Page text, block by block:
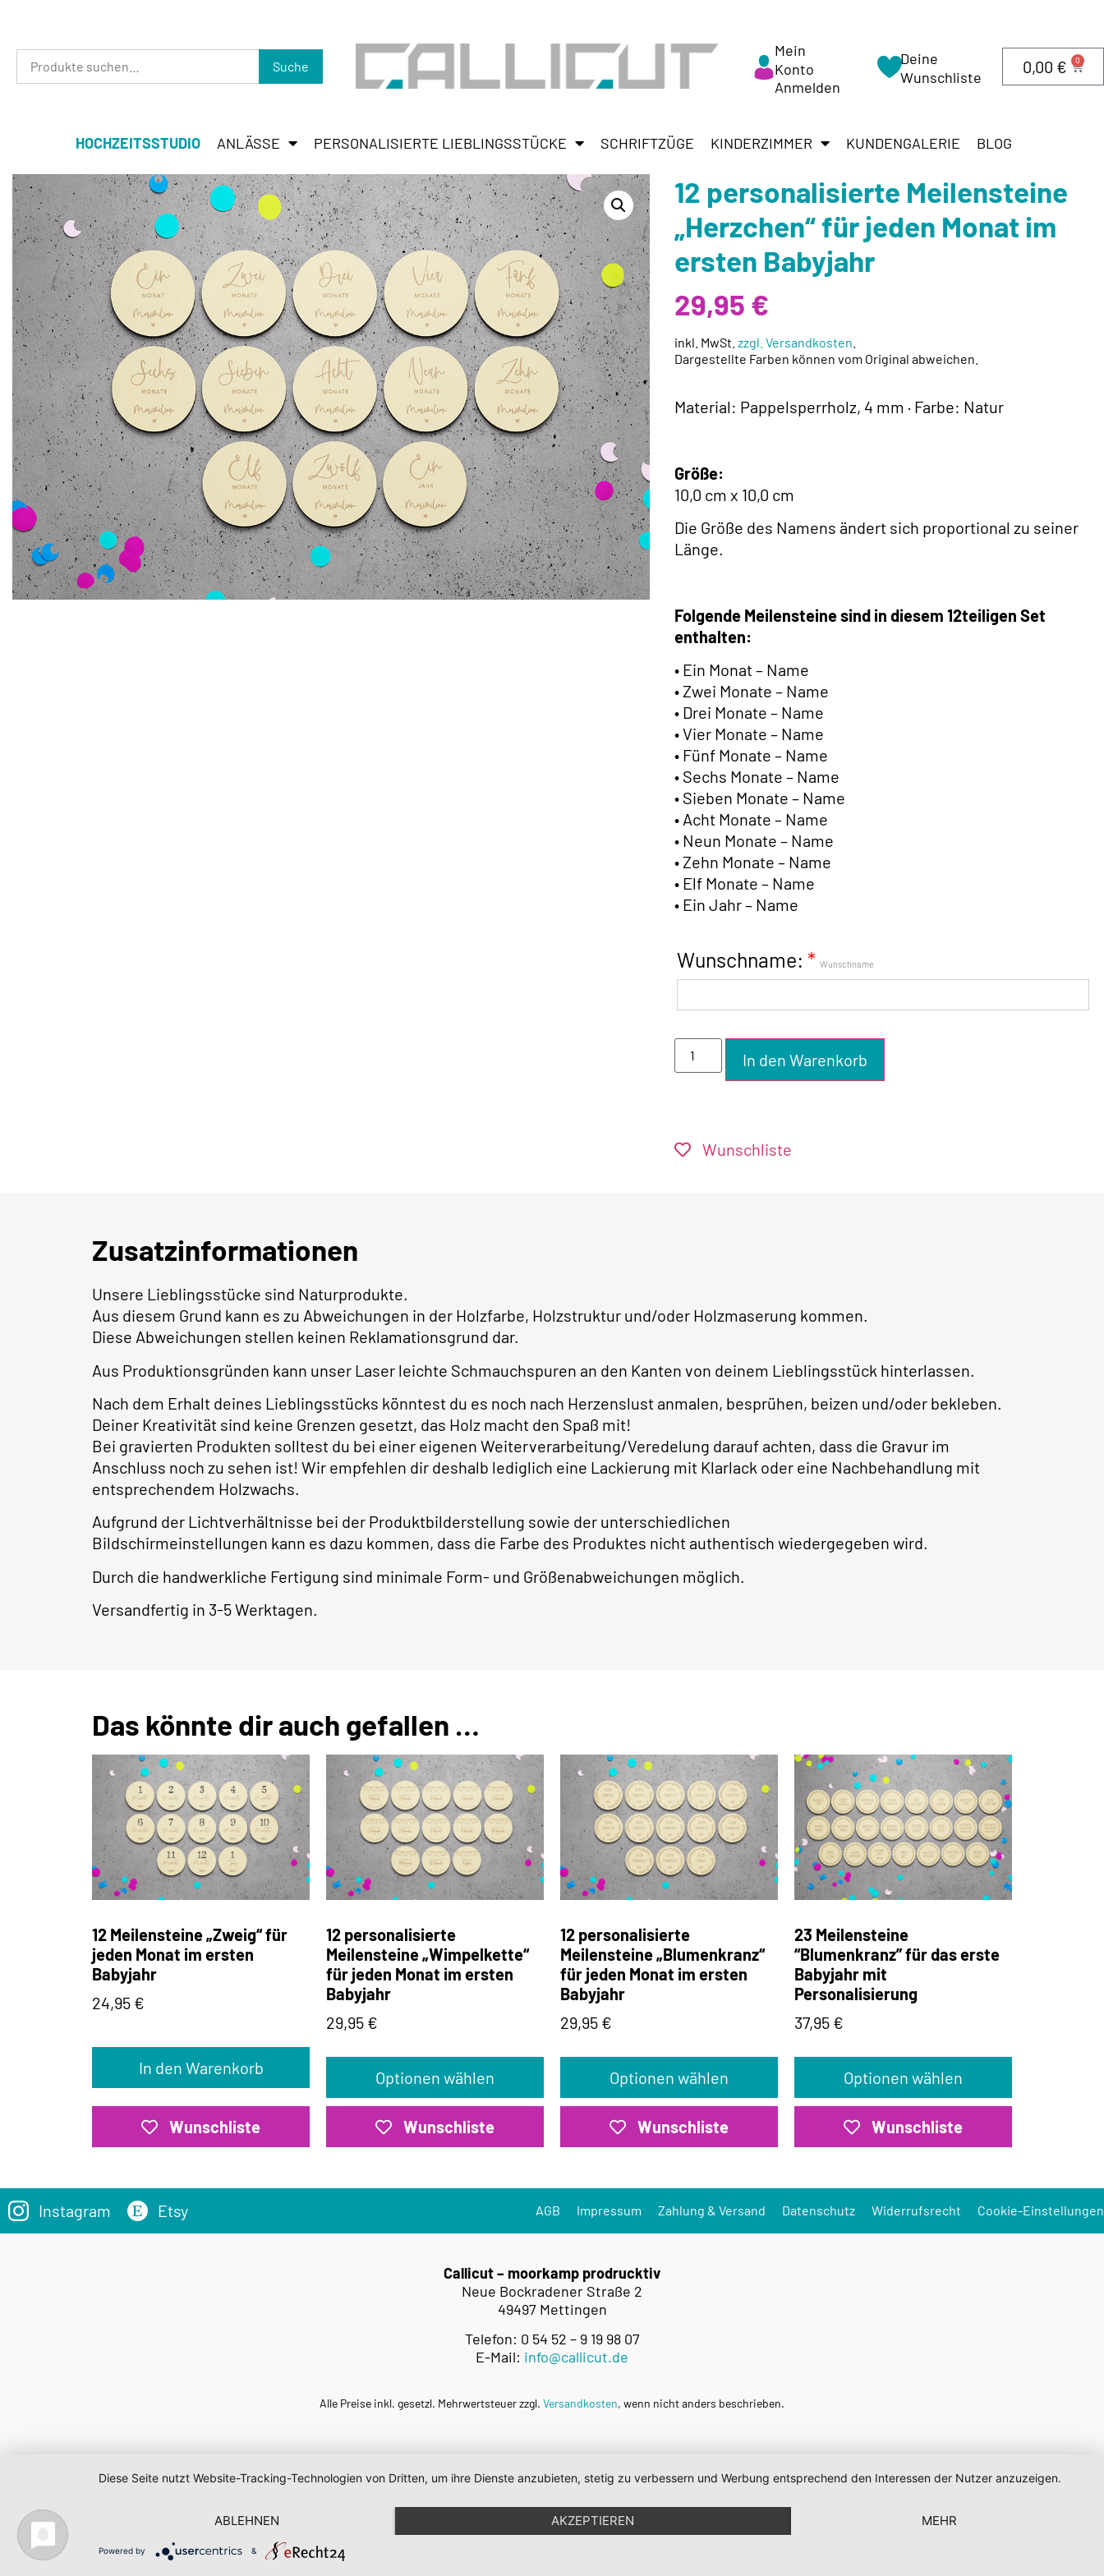
Suche
Mein
Konto
Anmelden
Deine
Wunschliste
0,00 € 0
HOCHZEITSSTUDIO ANLÄSSE PERSONALISIERTE LIEBLINGSSTÜCKE SCHRIFTZÜGE KINDERZIMMER KUNDENGALERIE BLOG
12 personalisierte Meilensteine
„Herzchen“ für jeden Monat im
ersten Babyjahr
29,95 €
inkl. MwSt.zzgl. Versandkosten
Dargestellte Farben können vom Original abweichen.
Material: Pappelsperrholz, 4 mm · Farbe: Natur
Größe:
10,0 cm x 10,0 cm
Die Größe des Namens ändert sich proportional zu seiner
Länge.
Folgende Meilensteine sind in diesem 12teiligen Set
enthalten:
• Ein Monat – Name
• Zwei Monate – Name
• Drei Monate – Name
• Vier Monate – Name
• Fünf Monate – Name
• Sechs Monate – Name
• Sieben Monate – Name
• Acht Monate – Name
• Neun Monate – Name
• Zehn Monate – Name
• Elf Monate – Name
• Ein Jahr – Name
Wunschname: * Wunschname
In den Warenkorb
Wunschliste
Zusatzinformationen
Unsere Lieblingsstücke sind Naturprodukte.
Aus diesem Grund kann es zu Abweichungen in der Holzfarbe, Holzstruktur und/oder Holzmaserung kommen.
Diese Abweichungen stellen keinen Reklamationsgrund dar.
Aus Produktionsgründen kann unser Laser leichte Schmauchspuren an den Kanten von deinem Lieblingsstück hinterlassen.
Nach dem Erhalt deines Lieblingsstücks könntest du es noch nach Herzenslust anmalen, besprühen, beizen und/oder bekleben.
Deiner Kreativität sind keine Grenzen gesetzt, das Holz macht den Spaß mit!
Bei gravierten Produkten solltest du bei einer eigenen Weiterverarbeitung/Veredelung darauf achten, dass die Gravur im
Anschluss noch zu sehen ist! Wir empfehlen dir deshalb lediglich eine Lackierung mit Klarlack oder eine Nachbehandlung mit
entsprechendem Holzwachs.
Aufgrund der Lichtverhältnisse bei der Produktbilderstellung sowie der unterschiedlichen
Bildschirmeinstellungen kann es dazu kommen, dass die Farbe des Produktes nicht authentisch wiedergegeben wird.
Durch die handwerkliche Fertigung sind minimale Form- und Größenabweichungen möglich.
Versandfertig in 3-5 Werktagen.
Das könnte dir auch gefallen …
12 Meilensteine „Zweig“ für
jeden Monat im ersten
Babyjahr
24,95 €
In den Warenkorb
Wunschliste
12 personalisierte
Meilensteine „Wimpelkette“
für jeden Monat im ersten
Babyjahr
29,95 €
Optionen wählen
Wunschliste
12 personalisierte
Meilensteine „Blumenkranz“
für jeden Monat im ersten
Babyjahr
29,95 €
Optionen wählen
Wunschliste
23 Meilensteine
“Blumenkranz” für das erste
Babyjahr mit
Personalisierung
37,95 €
Optionen wählen
Wunschliste
Instagram Etsy AGB Impressum Zahlung & Versand Datenschutz Widerrufsrecht Cookie-Einstellungen
Callicut – moorkamp prodrucktiv
Neue Bockradener Straße 2
49497 Mettingen
Telefon: 0 54 52 – 9 19 98 07
E-Mail: info@callicut.de
Alle Preise inkl. gesetzl. Mehrwertsteuer zzgl. Versandkosten, wenn nicht anders beschrieben.
Diese Seite nutzt Website-Tracking-Technologien von Dritten, um ihre Dienste anzubieten, stetig zu verbessern und Werbung entsprechend den Interessen der Nutzer anzuzeigen.
ABLEHNEN AKZEPTIEREN MEHR
Powered by &